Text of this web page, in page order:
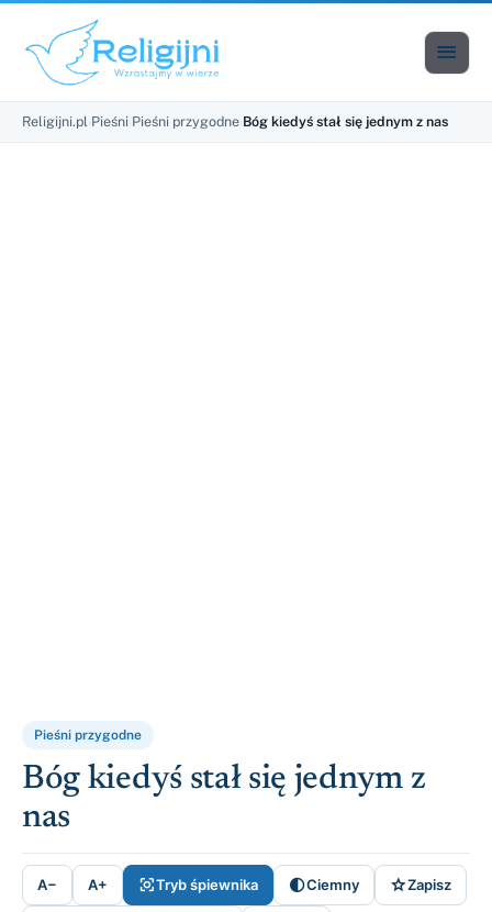

Religijni.pl›Pieśni›Pieśni przygodne›Bóg kiedyś stał się jednym z nas
Pieśni przygodne
Bóg kiedyś stał się jednym z
nas
A− A+ Tryb śpiewnika Ciemny Zapisz